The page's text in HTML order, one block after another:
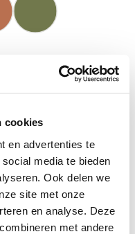
cookies
en advertenties te
media te bieden
Ook delen we
site met onze
en analyse. Deze
met andere